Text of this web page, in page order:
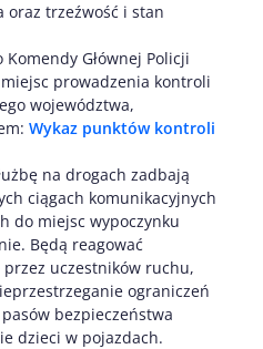
trzeźwość i stan
Głównej Policji
prowadzenia kontroli
województwa,
Wykaz punktów kontroli
na drogach zadbają
ciągach komunikacyjnych
do miejsc wypoczynku
Będą reagować
uczestników ruchu,
ograniczeń
bezpieczeństwa
dzieci w pojazdach.